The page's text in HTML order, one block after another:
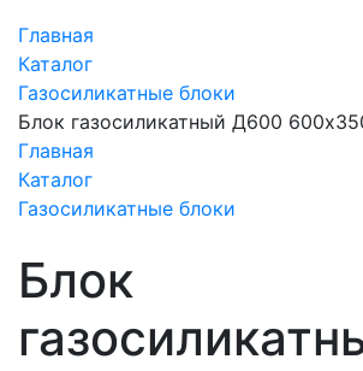
Главная
Каталог
Газосиликатные блоки
Блок газосиликатный Д600
Главная
Каталог
Газосиликатные блоки
Блок